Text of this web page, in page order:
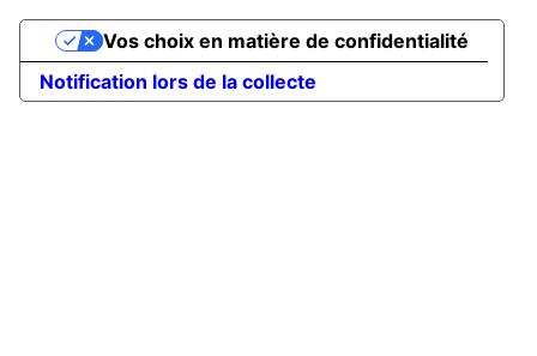
Notification lors de la collecte
Vos choix en matière de confidentialité